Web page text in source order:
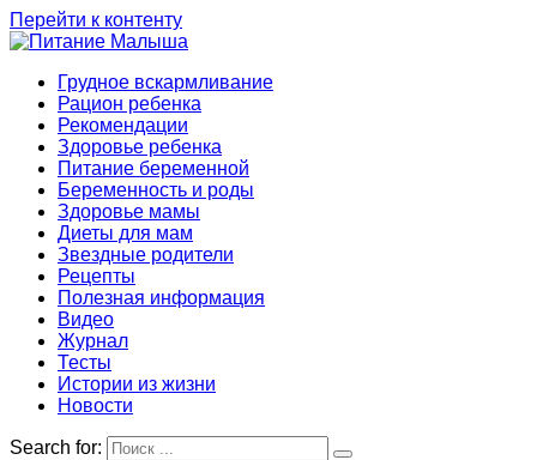
Перейти к контенту
Грудное вскармливание
Рацион ребенка
Рекомендации
Здоровье ребенка
Питание беременной
Беременность и роды
Здоровье мамы
Диеты для мам
Звездные родители
Рецепты
Полезная информация
Видео
Журнал
Тесты
Истории из жизни
Новости
Search for: